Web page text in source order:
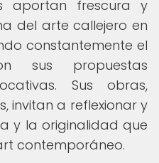
aportan frescura y
del arte callejero en
constantemente el
sus propuestas
Sus obras,
invitan a reflexionar y
y la originalidad que
contemporáneo.